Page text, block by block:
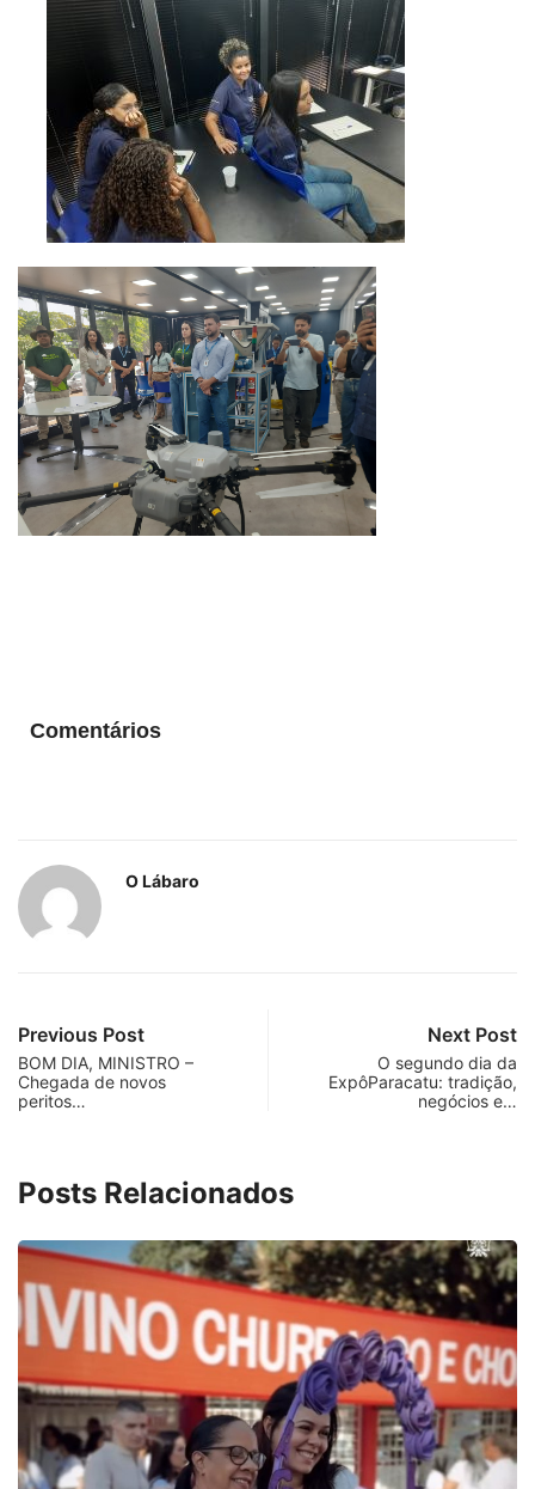
Comentários
O Lábaro
Previous Post
BOM DIA, MINISTRO –
Chegada de novos
peritos…
Next Post
O segundo dia da
ExpôParacatu: tradição,
negócios e…
Posts Relacionados